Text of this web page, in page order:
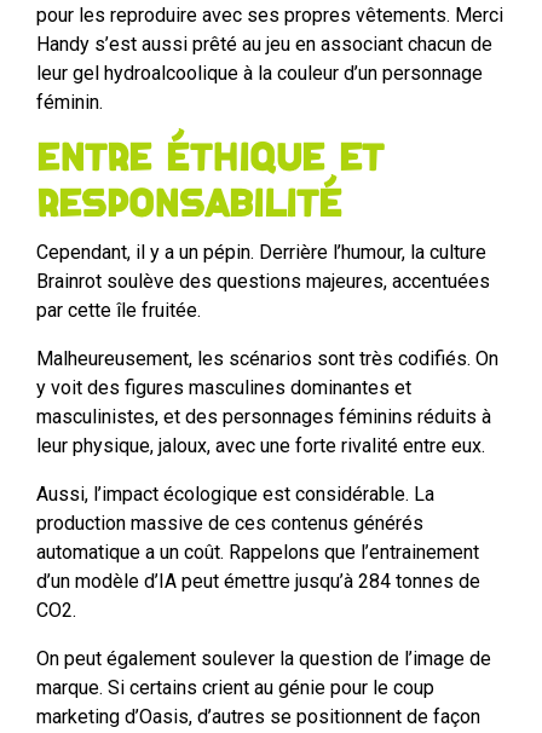
pour les reproduire avec ses propres vêtements. Merci
Handy s’est aussi prêté au jeu en associant chacun de
leur gel hydroalcoolique à la couleur d’un personnage
féminin.
Entre éthique et
responsabilité
Cependant, il y a un pépin. Derrière l’humour, la culture
Brainrot soulève des questions majeures, accentuées
par cette île fruitée.
Malheureusement, les scénarios sont très codifiés. On
y voit des figures masculines dominantes et
masculinistes, et des personnages féminins réduits à
leur physique, jaloux, avec une forte rivalité entre eux.
Aussi, l’impact écologique est considérable. La
production massive de ces contenus générés
automatique a un coût. Rappelons que l’entrainement
d’un modèle d’IA peut émettre jusqu’à 284 tonnes de
CO2.
On peut également soulever la question de l’image de
marque. Si certains crient au génie pour le coup
marketing d’Oasis, d’autres se positionnent de façon